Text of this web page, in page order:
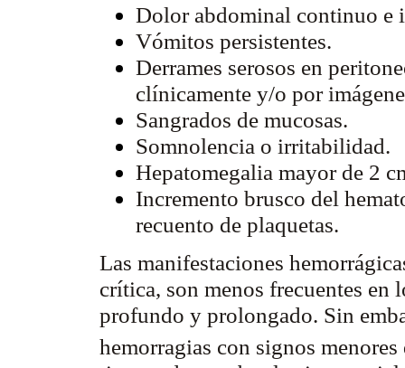
Dolor abdominal continuo e
Vómitos persistentes.
Derrames serosos en
clínicamente y/o por
Sangrados de mucosas.
Somnolencia o irritabilidad.
Hepatomegalia mayor de 2
Incremento brusco del
recuento de plaquetas.
Las manifestaciones
crítica, son menos frecuentes en
profundo y prolongado. Sin
hemorragias con signos